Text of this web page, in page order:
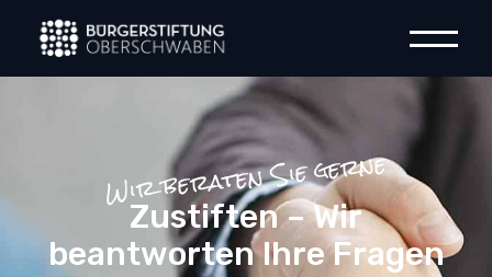
Wir beraten Sie gerne
Zustiften – Wir
beantworten Ihre Fragen